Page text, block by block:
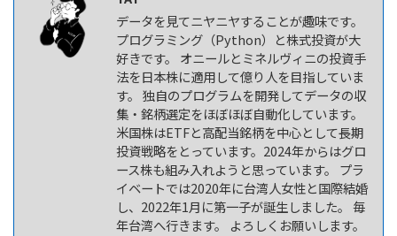
データを見てニヤニヤすることが趣味です。
プログラミング（Python）と株式投資が大
好きです。 オニールとミネルヴィニの投資手
法を日本株に適用して億り人を目指していま
す。 独自のプログラムを開発してデータの収
集・銘柄選定をほぼほぼ自動化しています。
米国株はETFと高配当銘柄を中心として長期
投資戦略をとっています。2024年からはグロ
ース株も組み入れようと思っています。 プラ
イベートでは2020年に台湾人女性と国際結婚
し、2022年1月に第一子が誕生しました。 毎
年台湾へ行きます。 よろしくお願いします。